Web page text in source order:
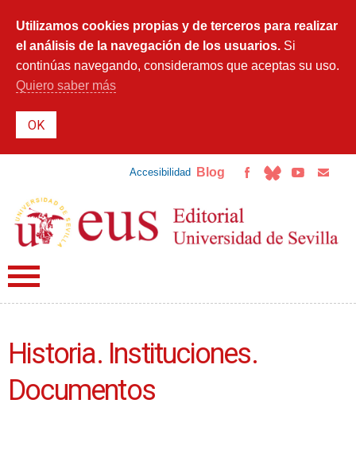
contenido
principal
Utilizamos cookies propias y de terceros para realizar
el análisis de la navegación de los usuarios. Si
continúas navegando, consideramos que aceptas su uso.
Quiero saber más
Accesibilidad Blog
Historia. Instituciones.
Documentos